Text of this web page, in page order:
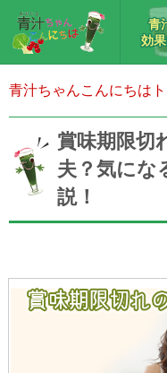
青
効
青汁ちゃんこんにちは
賞味期限切
夫？気にな
説！